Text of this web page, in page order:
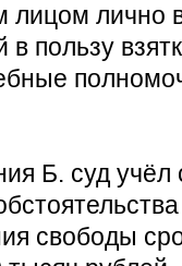
лично
пользу
Б. суд
свободы